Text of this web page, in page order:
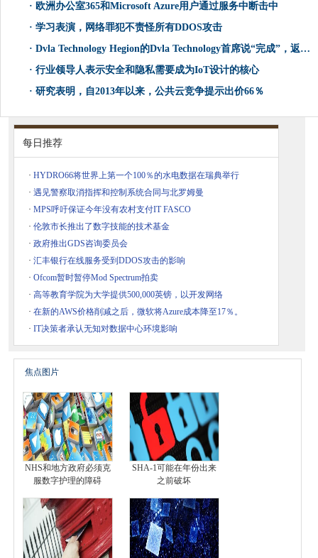
· 欧洲办公室365和Microsoft Azure用户通过服务中断击中
· 学习表演，网络罪犯不责怪所有DDOS攻击
· Dvla Technology Hegion的Dvla Technology首席说“完成”，返回中心
· 行业领导人表示安全和隐私需要成为IoT设计的核心
· 研究表明，自2013年以来，公共云竞争提示出价66％
每日推荐
· HYDRO66将世界上第一个100％的水电数据在瑞典举行
· 遇见警察取消指挥和控制系统合同与北罗姆曼
· MPS呼吁保证今年没有农村支付IT FASCO
· 伦敦市长推出了数字技能的技术基金
· 政府推出GDS咨询委员会
· 汇丰银行在线服务受到DDOS攻击的影响
· Ofcom暂时暂停Mod Spectrum拍卖
· 高等教育学院为大学提供500,000英镑，以开发网络
· 在新的AWS价格削减之后，微软将Azure成本降至17％。
· IT决策者承认无知对数据中心环境影响
焦点图片
NHS和地方政府必须克
服数字护理的障碍
SHA-1可能在年份出来
之前破坏